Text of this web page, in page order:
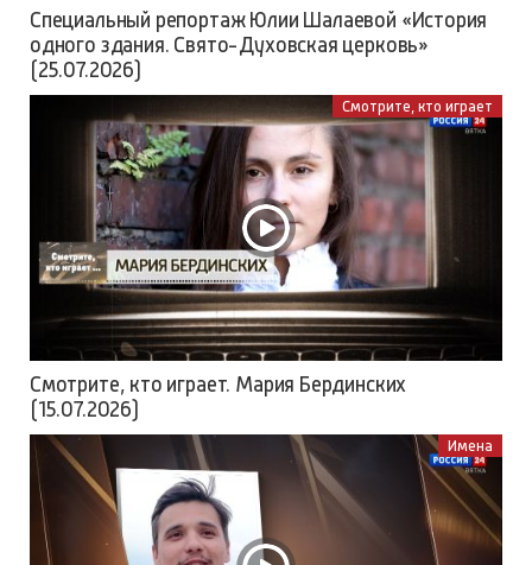
Специальный репортаж Юлии Шалаевой «История
одного здания. Свято-Духовская церковь»
(25.07.2026)
Смотрите, кто играет
Смотрите, кто играет. Мария Бердинских
(15.07.2026)
Имена